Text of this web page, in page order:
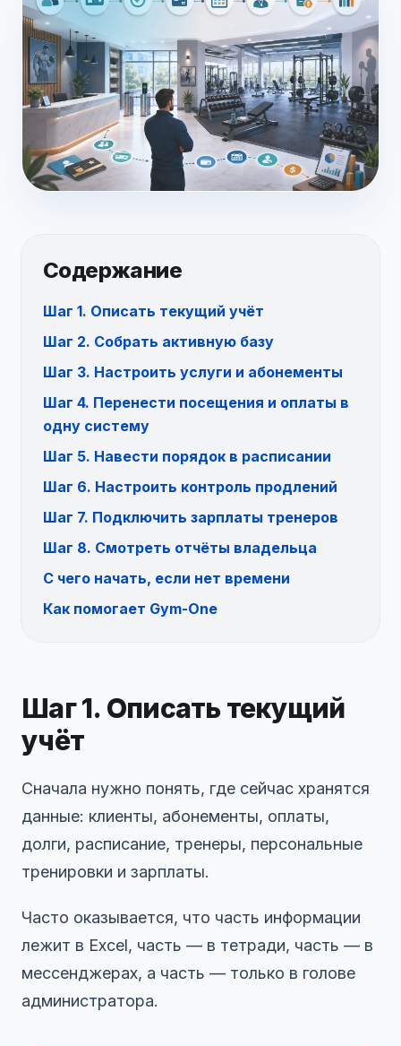
Содержание
Шаг 1. Описать текущий учёт
Шаг 2. Собрать активную базу
Шаг 3. Настроить услуги и абонементы
Шаг 4. Перенести посещения и оплаты в
одну систему
Шаг 5. Навести порядок в расписании
Шаг 6. Настроить контроль продлений
Шаг 7. Подключить зарплаты тренеров
Шаг 8. Смотреть отчёты владельца
С чего начать, если нет времени
Как помогает Gym-One
Шаг 1. Описать текущий
учёт
Сначала нужно понять, где сейчас хранятся
данные: клиенты, абонементы, оплаты,
долги, расписание, тренеры, персональные
тренировки и зарплаты.
Часто оказывается, что часть информации
лежит в Excel, часть — в тетради, часть — в
мессенджерах, а часть — только в голове
администратора.